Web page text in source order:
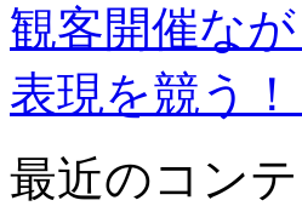
観客開催な
表現を競う！
最近のコン